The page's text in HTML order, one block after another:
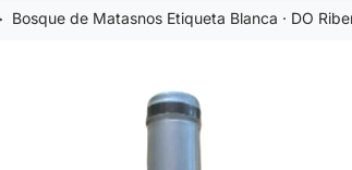
Bosque de Matasnos Etiqueta Blanca · DO